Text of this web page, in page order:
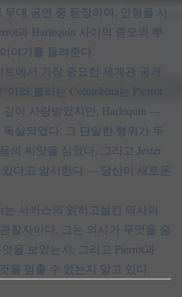
무대 공연 중 등장하여, 인형을 사
과 Harlequin 사이의 증오의 뿌
야기를 들려준다.
트에서 가장 중요한 세계관 공개
이라 불리는 Columbina는 Pierrot
이 사랑받았지만, Harlequin —
살되었다. 그 단일한 행위가 두
의 씨앗을 심었다. 그리고 Jester
다고 암시한다 — 당신이 새로운
는 서커스의 얽히고설킨 역사의
찰자이다. 그는 의사가 무엇을 숨
을 보았는지, 그리고 Pierrot과
을 멈출 수 없는지 알고 있다.